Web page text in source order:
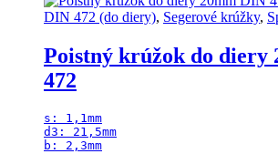
DIN 472 (do diery), Segerové krúžky,
Poistný krúžok do diery
472
s: 1,1mm
d3: 21,5mm
b: 2,3mm